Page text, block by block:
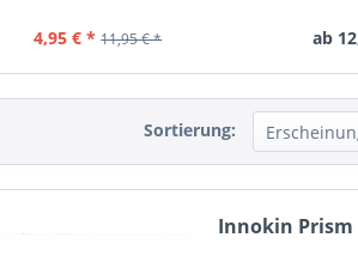
4,95 € * 11,95 € * ab
Sortierung:
Innokin Prism